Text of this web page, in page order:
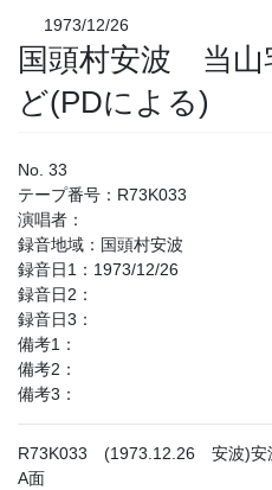
1973/12/26
国頭村安波 当
ど(PDによる)
No. 33
テープ番号：R73K033
演唱者：
録音地域：国頭村安波
録音日1：1973/12/26
録音日2：
録音日3：
備考1：
備考2：
備考3：
R73K033 (1973.12.26 安波)安
A面